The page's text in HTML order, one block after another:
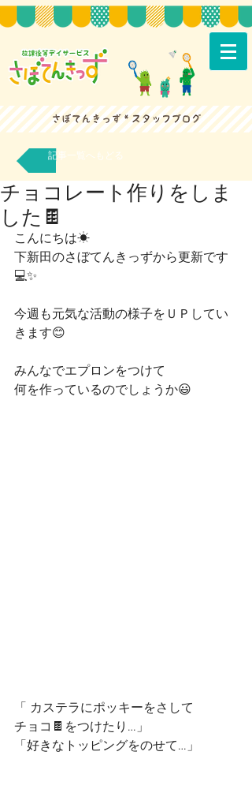
記事一覧へもどる
チョコレート作りをしま
した🍫
こんにちは☀
下新田のさぼてんきっずから更新です
💻✨
今週も元気な活動の様子をＵＰしてい
きます😊
みんなでエプロンをつけて
何を作っているのでしょうか😃
「 カステラにポッキーをさして
チョコ🍫をつけたり…」
「好きなトッピングをのせて…」